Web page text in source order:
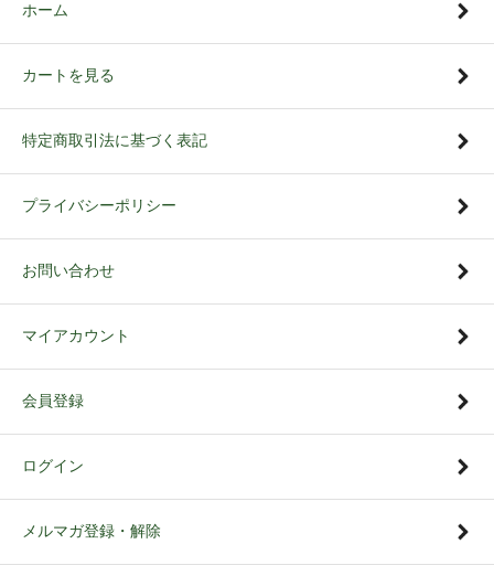
ホーム
カートを見る
特定商取引法に基づく表記
プライバシーポリシー
お問い合わせ
マイアカウント
会員登録
ログイン
メルマガ登録・解除